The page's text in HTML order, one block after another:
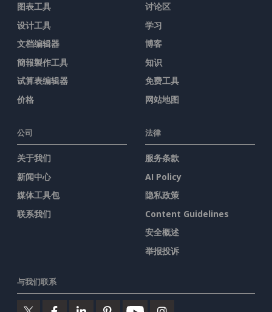
图表工具
设计工具
文档编辑器
簡報製作工具
试算表编辑器
价格
讨论区
学习
博客
知识
免费工具
网站地图
公司
关于我们
新闻中心
媒体工具包
联系我们
法律
服务条款
AI Policy
隐私政策
Content Guidelines
安全概述
举报投诉
与我们联系